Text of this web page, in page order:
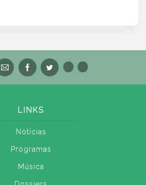
LINKS
Notícias
Programas
Música